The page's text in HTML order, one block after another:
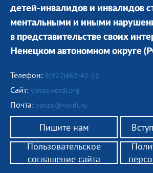
детей-инвалидов и инвалидов
ментальными и иными
в представительстве своих
Ненецком автономном округе
Телефон: 8(922)462-42-11
Сайт: yanao.vordi.org
Почта: yanao@vordi.ru
Пишите нам
Пользовательское
соглашение сайта